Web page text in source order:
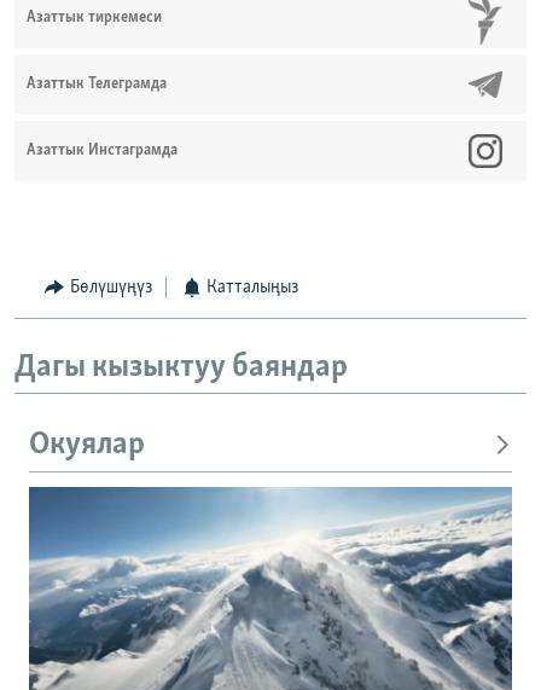
Азаттык тиркемеси
Азаттык Телеграмда
Азаттык Инстаграмда
Бөлүшүңүз Катталыңыз
Дагы кызыктуу баяндар
Окуялар